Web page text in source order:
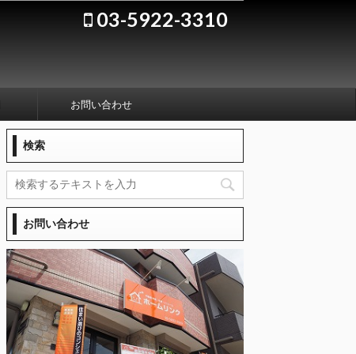
03-5922-3310
お問い合わせ
検索
お問い合わせ